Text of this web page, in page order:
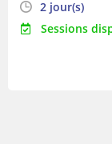
2 jour(s)
Sessions